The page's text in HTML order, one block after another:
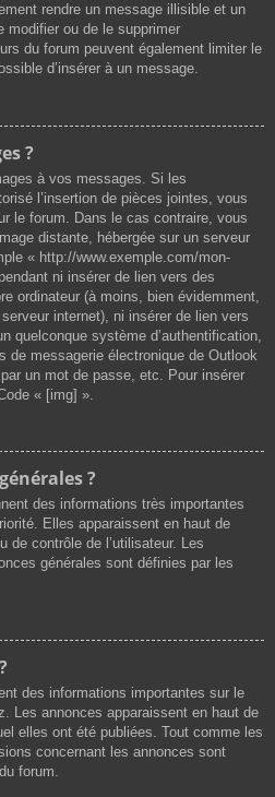
rendre un message illisible et un
modifier ou de le supprimer
du forum peuvent également limiter le
d’insérer à un message.
?
à vos messages. Si les
l’insertion de pièces jointes, vous
le forum. Dans le cas contraire, vous
distante, hébergée sur un serveur
« http://www.exemple.com/mon-
ni insérer de lien vers des
ordinateur (à moins, bien évidemment,
internet), ni insérer de lien vers
quelconque système d’authentification,
de messagerie électronique de Outlook
un mot de passe, etc. Pour insérer
« [img] ».
?
des informations très importantes
Elles apparaissent en haut de
de contrôle de l’utilisateur. Les
générales sont définies par les
des informations importantes sur le
Les annonces apparaissent en haut de
elles ont été publiées. Tout comme les
concernant les annonces sont
forum.